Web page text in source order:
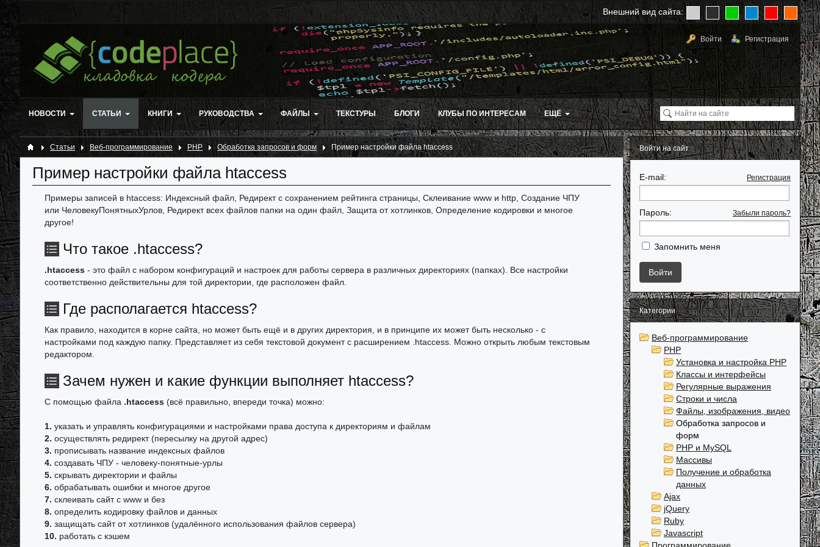
Внешний вид сайта:
Войти Регистрация
НОВОСТИ СТАТЬИ КНИГИ РУКОВОДСТВА ФАЙЛЫ ТЕКСТУРЫ БЛОГИ КЛУБЫ ПО ИНТЕРЕСАМ ЕЩЁ
Статьи Веб-программирование PHP Обработка запросов и форм Пример настройки файла htaccess
Пример настройки файла htaccess
Примеры записей в htaccess: Индексный файл, Редирект с сохранением рейтинга страницы, Склеивание www и http, Создание ЧПУ
или ЧеловекуПонятныхУрлов, Редирект всех файлов папки на один файл, Защита от хотлинков, Определение кодировки и многое
другое!
Что такое .htaccess?
.htaccess - это файл с набором конфигураций и настроек для работы сервера в различных директориях (папках). Все настройки
соответственно действительны для той директории, где расположен файл.
Где располагается htaccess?
Как правило, находится в корне сайта, но может быть ещё и в других директория, и в принципе их может быть несколько - с
настройками под каждую папку. Представляет из себя текстовой документ с расширением .htaccess. Можно открыть любым текстовым
редактором.
Зачем нужен и какие функции выполняет htaccess?
С помощью файла .htaccess (всё правильно, впереди точка) можно:
1. указать и управлять конфигурациями и настройками права доступа к директориям и файлам
2. осуществлять редирект (пересылку на другой адрес)
3. прописывать название индексных файлов
4. создавать ЧПУ - человеку-понятные-урлы
5. скрывать директории и файлы
6. обрабатывать ошибки и многое другое
7. склеивать сайт с www и без
8. определить кодировку файлов и данных
9. защищать сайт от хотлинков (удалённого использования файлов сервера)
10. работать с кэшем
Войти на сайт
E-mail: Регистрация
Пароль: Забыли пароль?
Запомнить меня
Категории
Веб-программирование
PHP
Установка и настройка PHP
Классы и интерфейсы
Регулярные выражения
Строки и числа
Файлы, изображения, видео
Обработка запросов и
форм
PHP и MySQL
Массивы
Получение и обработка
данных
Ajax
jQuery
Ruby
Javascript